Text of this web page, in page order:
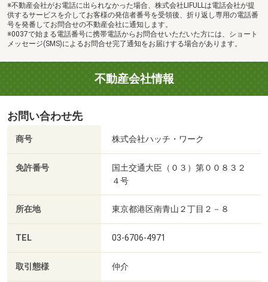
※不動産会社がお電話に出られなかった場合、株式会社LIFULLは電話会社が提
供するサービスを介してお客様の発信者番号を受領後、折り返し専用の電話番
号を発番してお問合せの不動産会社に通知します。
※0037で始まる電話番号に携帯電話からお問合せいただいた方には、ショート
メッセージ(SMS)によるお問合せ完了通知をお届けする場合があります。
不動産会社情報
お問い合わせ先
商号 株式会社ハッチ・ワーク
免許番号
国土交通大臣（０３）第００８３２
４号
所在地 東京都港区南青山２丁目２－８
TEL 03-6706-4971
取引態様 仲介